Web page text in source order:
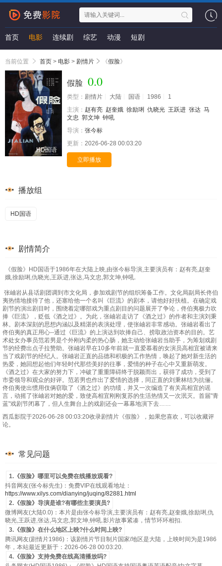
首页 电影 连续剧 综艺 动漫 短剧
当前位置 首页 > 电影 > 剧情片 《假脸》
HD国语
假脸 0.0
类型： 剧情片 大陆 国语 1986
1
主演： 赵有亮 赵奎娥 徐励琍 仇晓光 王跃进 张达 马
文忠 郭文坤 钟吼
导演： 张今标
更新： 2026-06-28 00:03:20
立即播放
播放组
HD国语
剧情简介
《假脸》HD国语于1986年在大陆上映,由张今标导演,主要演员有：赵有亮,赵奎
娥,徐励琍,仇晓光,王跃进,张达,马文忠,郭文坤,钟吼.
张岫岩从县话剧团调到市文化局，参加戏剧节的组织筹备工作。文化局副局长佟伯
夷热情地接待了他，还塞给他一个名叫《巨流》的剧本，请他好好扶植。在确定戏
剧节的演出剧目时，围绕着定哪部戏为重点剧目的问题展开了争论，佟伯夷极力吹
捧《巨流》，贬低《酒之过》。为此，张岫岩走访了《酒之过》的作者和主演刘秉
林。剧本深刻的思想内涵以及精湛的表演处理，使张岫岩非常感动。张岫岩看出了
佟伯夷的真正用心--通过《巨流》的上演达到吹捧自己、捞取政治资本的目的。艺
术处女办事员范若男是个外刚内柔的热心肠，她主动给张岫岩当助手，为筹划戏剧
节的经费出点子拉赞助。张岫岩早在10多年前就一直爱慕着的女演员高相宜被请来
当了戏剧节的经纪人。张岫岩正直的品德和积极的工作热情，唤起了她对新生活的
热爱，她回想起他们年轻时代那些美好的往事，爱情的种子在心中又重新萌发。
《酒之过》在大家的努力下，冲破了重重障碍终于脱颖而出，获得了成功，受到了
市委领导和观众的好评。范若男也作出了爱情的选择，同正直的刘秉林结为抗俪。
佟伯夷使出惯用伎俩窃取了《酒之过》的功绩，并又一次编造了有关高相宜的谣
言，动摇了张岫岩对她的爱，致使高相宜刚刚复苏的生活热情又一次泯灭。首届"青
蓝"戏剧节闭幕了，但人生舞台上的戏剧还会一幕幕地演下去……
西瓜影院于2026-06-28 00:03:20收录剧情片《假脸》，如果您喜欢，可以收藏评
论。
常见问题
1.《假脸》哪里可以免费在线播放观看?
抖音网友(张今标先生)：免费VIP在线观看地址：
https://www.xilys.com/dianying/juqing/82881.html
2.《假脸》导演是谁?有哪些主要演员?
微博网友(大陆0.0)：本片是由张今标导演,主要演员有：赵有亮,赵奎娥,徐励琍,仇
晓光,王跃进,张达,马文忠,郭文坤,钟吼.影片故事紧凑，情节环环相扣.
3.《假脸》在什么地区上映?什么时间上映?
腾讯网友(剧情片1986)：该剧情片节目制片国家/地区是大陆，上映时间为是1986
年，本站最近更新于：2026-06-28 00:03:20.
4.《假脸》支持免费在线高清播放吗?